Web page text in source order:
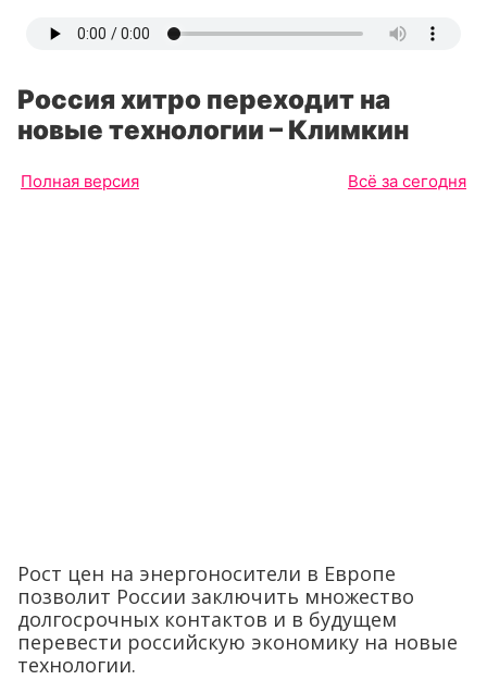
Россия хитро переходит на
новые технологии – Климкин
Полная версия Всё за сегодня
Рост цен на энергоносители в Европе
позволит России заключить множество
долгосрочных контактов и в будущем
перевести российскую экономику на новые
технологии.